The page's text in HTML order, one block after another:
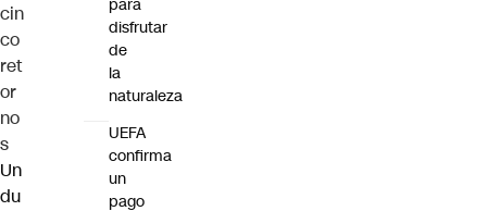
cin
co
ret
or
no
s
Un
du
para
disfrutar
de
la
naturaleza
UEFA
confirma
un
pago